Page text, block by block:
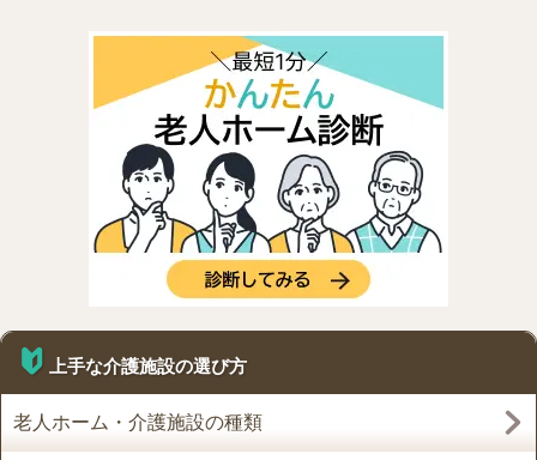
上手な介護施設の選び方
老人ホーム・介護施設の種類